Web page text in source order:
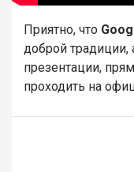
Приятно, что
доброй
презентации,
проходить на